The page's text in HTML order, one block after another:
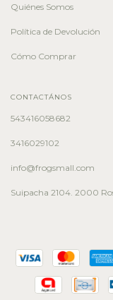
Quiénes Somos
Política de Devolución
Cómo Comprar
CONTACTÁNOS
543416058682
3416029102
info@frogsmall.com
Suipacha 2104. 2000